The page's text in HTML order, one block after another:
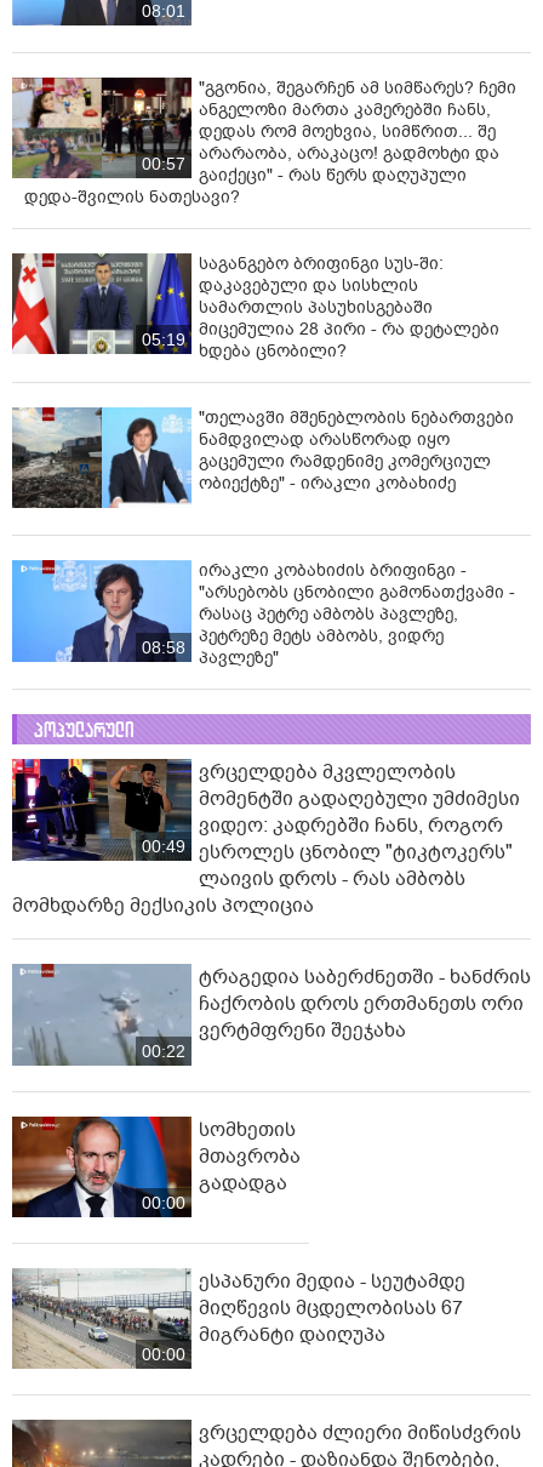
08:01
00:57
"გგონია, შეგარჩენ ამ სიმწარეს? ჩემი
ანგელოზი მართა კამერებში ჩანს,
დედას რომ მოეხვია, სიმწრით... შე
არარაობა, არაკაცო! გადმოხტი და
გაიქეცი" - რას წერს დაღუპული
დედა-შვილის ნათესავი?
05:19
საგანგებო ბრიფინგი სუს-ში:
დაკავებული და სისხლის
სამართლის პასუხისგებაში
მიცემულია 28 პირი - რა დეტალები
ხდება ცნობილი?
"თელავში მშენებლობის ნებართვები
ნამდვილად არასწორად იყო
გაცემული რამდენიმე კომერციულ
ობიექტზე" - ირაკლი კობახიძე
08:58
ირაკლი კობახიძის ბრიფინგი -
"არსებობს ცნობილი გამონათქვამი -
რასაც პეტრე ამბობს პავლეზე,
პეტრეზე მეტს ამბობს, ვიდრე
პავლეზე"
პოპულარული
00:49
ვრცელდება მკვლელობის
მომენტში გადაღებული უმძიმესი
ვიდეო: კადრებში ჩანს, როგორ
ესროლეს ცნობილ "ტიკტოკერს"
ლაივის დროს - რას ამბობს
მომხდარზე მექსიკის პოლიცია
00:22
ტრაგედია საბერძნეთში - ხანძრის
ჩაქრობის დროს ერთმანეთს ორი
ვერტმფრენი შეეჯახა
00:00
სომხეთის
მთავრობა
გადადგა
00:00
ესპანური მედია - სეუტამდე
მიღწევის მცდელობისას 67
მიგრანტი დაიღუპა
ვრცელდება ძლიერი მიწისძვრის
კადრები - დაზიანდა შენობები,